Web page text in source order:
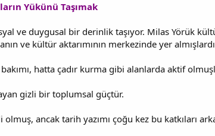
Yükünü Taşımak
ve duygusal bir derinlik taşıyor. Milas Yörük
ve kültür aktarımının merkezinde yer
hatta çadır kurma gibi alanlarda aktif
gizli bir toplumsal güçtür.
ancak tarih yazımı çoğu kez bu katkıları